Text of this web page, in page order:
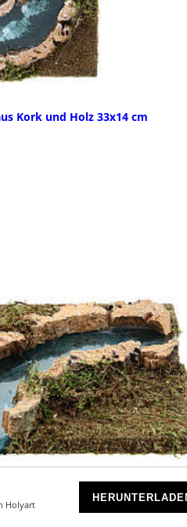
Holyart
Kork und Holz 33x14 cm